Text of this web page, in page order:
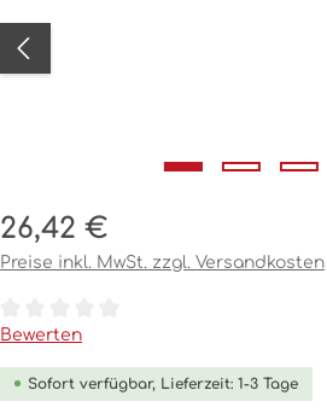
Regulärer Preis:
26,42 €
Preise inkl. MwSt. zzgl. Versandkosten
Durchschnittliche Bewertung von 0
Bewerten
Sofort verfügbar, Lieferzeit: 1-3 Tage